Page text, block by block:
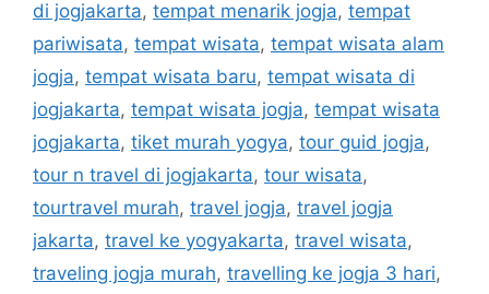
di jogjakarta, tempat menarik jogja, tempat
pariwisata, tempat wisata, tempat wisata alam
jogja, tempat wisata baru, tempat wisata di
jogjakarta, tempat wisata jogja, tempat wisata
jogjakarta, tiket murah yogya, tour guid jogja,
tour n travel di jogjakarta, tour wisata,
tourtravel murah, travel jogja, travel jogja
jakarta, travel ke yogyakarta, travel wisata,
traveling jogja murah, travelling ke jogja 3 hari,